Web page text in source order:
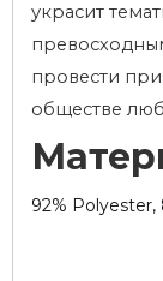
украсит
провести
обществе
92% Polyester,